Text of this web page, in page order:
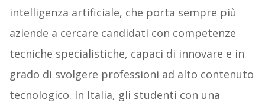
intelligenza artificiale, che porta sempre più
aziende a cercare candidati con competenze
tecniche specialistiche, capaci di innovare e in
grado di svolgere professioni ad alto contenuto
tecnologico. In Italia, gli studenti con una